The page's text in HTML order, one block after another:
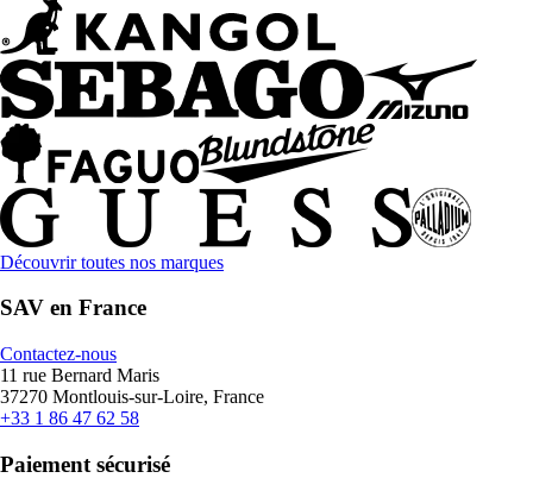
Découvrir toutes nos marques
SAV en France
Contactez-nous
11 rue Bernard Maris
37270 Montlouis-sur-Loire, France
+33 1 86 47 62 58
Paiement sécurisé